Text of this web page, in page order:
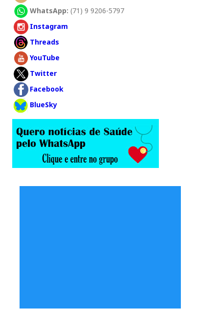
WhatsApp: (71) 9 9206-5797
Instagram
Threads
YouTube
Twitter
Facebook
BlueSky